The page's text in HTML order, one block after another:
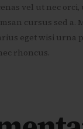
vel ut nec
cursus sed a.
eget wisi urna
rhoncus.